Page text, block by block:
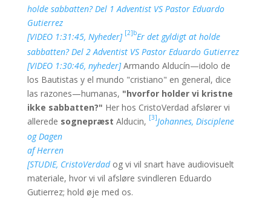
holde sabbatten? Del 1 Adventist VS Pastor Eduardo
Gutierrez
[VIDEO 1:31:45, Nyheder] [2]bEr det gyldigt at holde
sabbatten? Del 2 Adventist VS Pastor Eduardo Gutierrez
[VIDEO 1:30:46, nyheder]Armando Alducín—idolo de
los Bautistas y el mundo "cristiano" en general, dice
las razones—humanas, "hvorfor holder vi kristne
ikke sabbatten?" Her hos CristoVerdad afslører vi
allerede sognepræst Alducin, [3]Johannes, Disciplene
og Dagen
af Herren
[STUDIE, CristoVerdadog vi vil snart have audiovisuelt
materiale, hvor vi vil afsløre svindleren Eduardo
Gutierrez; hold øje med os.